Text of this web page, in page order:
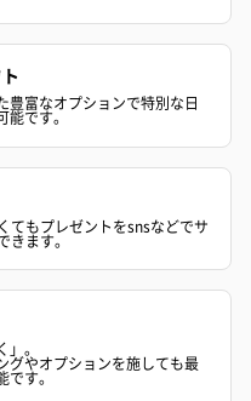
豊富なオプションで特別な日
能です。
てもプレゼントをsnsなどでサ
きます。
」。
グやオプションを施しても最
です。